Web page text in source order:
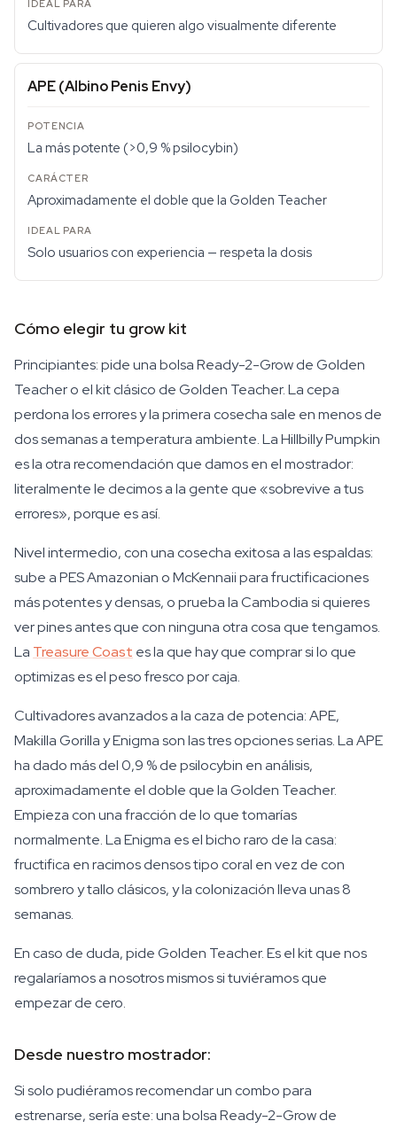
Cultivadores que quieren algo visualmente diferente
APE (Albino Penis Envy)
La más potente (>0,9 % psilocybin)
Aproximadamente el doble que la Golden Teacher
Solo usuarios con experiencia — respeta la dosis
Cómo elegir tu grow kit
Principiantes: pide una bolsa Ready-2-Grow de Golden
Teacher o el kit clásico de Golden Teacher. La cepa
perdona los errores y la primera cosecha sale en menos de
dos semanas a temperatura ambiente. La Hillbilly Pumpkin
es la otra recomendación que damos en el mostrador:
literalmente le decimos a la gente que «sobrevive a tus
errores», porque es así.
Nivel intermedio, con una cosecha exitosa a las espaldas:
sube a PES Amazonian o McKennaii para fructificaciones
más potentes y densas, o prueba la Cambodia si quieres
ver pines antes que con ninguna otra cosa que tengamos.
La Treasure Coast es la que hay que comprar si lo que
optimizas es el peso fresco por caja.
Cultivadores avanzados a la caza de potencia: APE,
Makilla Gorilla y Enigma son las tres opciones serias. La APE
ha dado más del 0,9 % de psilocybin en análisis,
aproximadamente el doble que la Golden Teacher.
Empieza con una fracción de lo que tomarías
normalmente. La Enigma es el bicho raro de la casa:
fructifica en racimos densos tipo coral en vez de con
sombrero y tallo clásicos, y la colonización lleva unas 8
semanas.
En caso de duda, pide Golden Teacher. Es el kit que nos
regalaríamos a nosotros mismos si tuviéramos que
empezar de cero.
Desde nuestro mostrador:
Si solo pudiéramos recomendar un combo para
estrenarse, sería este: una bolsa Ready-2-Grow de